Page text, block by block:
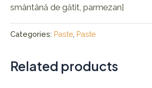
smântână de gătit, parmezan]
Categories: Paste, Paste
Related products